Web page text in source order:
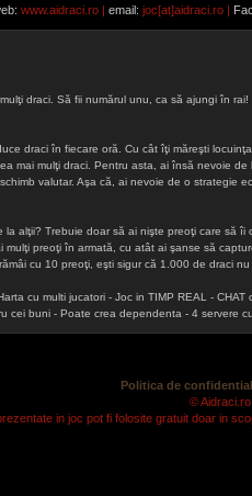
www.aidraci.ro | email: joc[at]aidraci.ro |
draci. Să fii numărul unu, ca să ajungi în
draci în fiecare oră. Cu cât îţi măreşti
mai mulţi draci. Pentru asta, ai însă nevoie
valutar. Aşa că, ai nevoie de o strategie
la alţii? Trebuie doar să ai nişte preoţi care să
preoţi în armată, cu atât ai şanse să
cu 10 preoţi, eşti sigur că 1.000 de draci
cu multi jucatori - Joc in TIMP REAL -
cei buni - Poate crea dependenta - 4 servere
Politica de
©
in joc pot fi folosite gratuit doar in